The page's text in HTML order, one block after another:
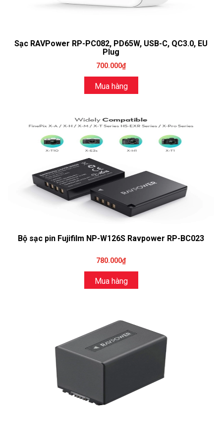
Sạc RAVPower RP-PC082, PD65W, USB-C, QC3.0, EU
Plug
700.000₫
Mua hàng
Bộ sạc pin Fujifilm NP-W126S Ravpower RP-BC023
780.000₫
Mua hàng